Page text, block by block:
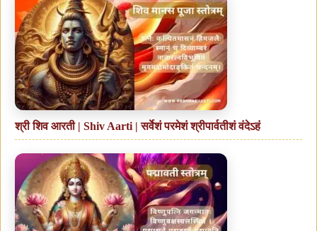
श्री शिव आरती | Shiv Aarti | सर्वेशं परमेशं श्रीपार्वतीशं वंदेऽहं